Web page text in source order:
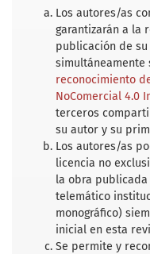
Los autores/as
garantizarán a la
publicación de
simultáneamente
reconocimiento
NoComercial 4.0
terceros
su autor y su
Los autores/as
licencia no
la obra
telemático
monográfico)
inicial en esta
Se permite y